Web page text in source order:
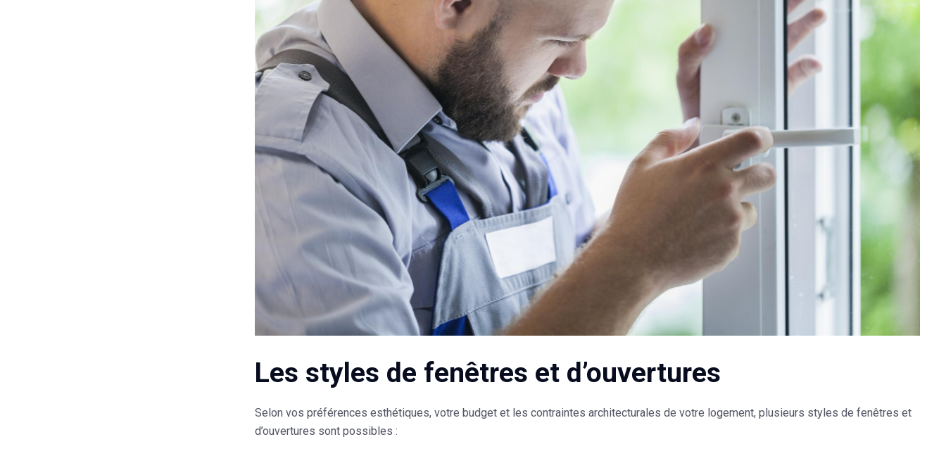
Les styles de fenêtres et d’ouvertures
Selon vos préférences esthétiques, votre budget et les contraintes architecturales de votre logement, plusieurs styles de fenêtres et
d’ouvertures sont possibles :